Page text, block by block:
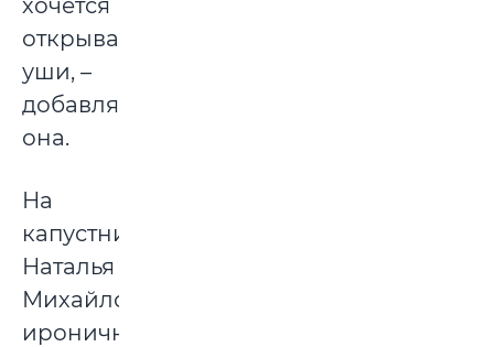
хочется
открывать
уши, –
добавляет
она.
На
капустнике
Наталья
Михайловна
иронично